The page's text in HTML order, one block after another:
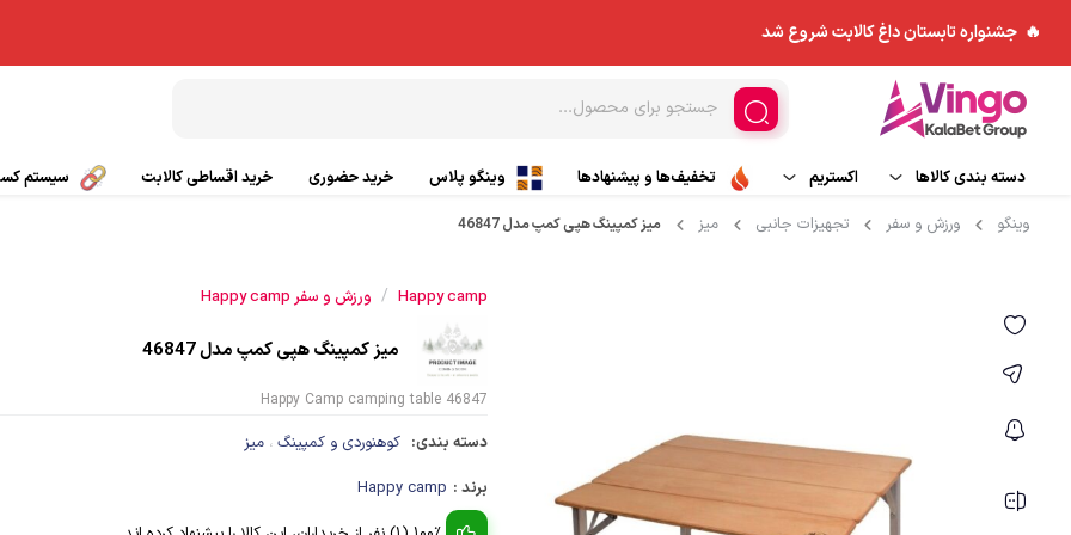
🔥 جشنواره تابستان داغ کالابت شروع شد
دسته بندی کالاها
مد و پوشاک
شلوار کوهنوردی و ورزشی
پانچو
کوله پشتی
تجهیزات جانبی
اکستریم
ورزش های هوایی
چتر کمکی پاراگلایدر
صندلی پاراگلایدر
تخفیف‌ها و پیشنهادها وینگو پلاس خرید حضوری خرید اقساطی کالابت سیستم
وینگو ورزش و سفر تجهیزات جانبی میز میز کمپینگ هپی کمپ مدل 46847
Happy camp
/ ورزش و سفر Happy camp
میز کمپینگ هپی کمپ مدل 46847
Happy Camp camping table 46847
دسته بندی: کوهنوردی و کمپینگ ،میز
برند : Happy camp